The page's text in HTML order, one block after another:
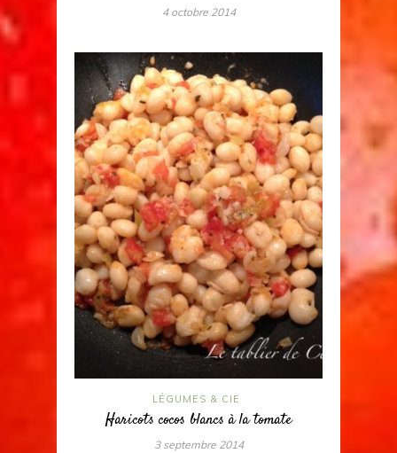
4 octobre 2014
LÉGUMES & CIE
Haricots cocos blancs à la tomate
3 septembre 2014